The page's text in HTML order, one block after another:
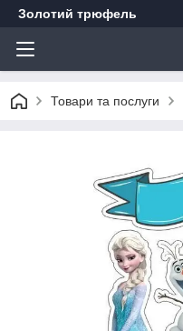
Золотий трюфель
Товари та послуги